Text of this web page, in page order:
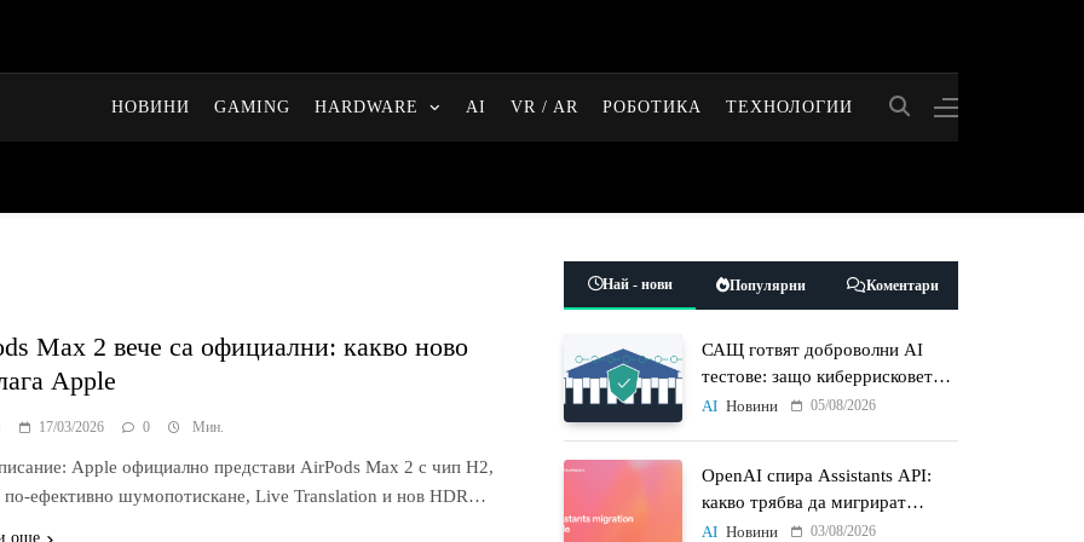
НОВИНИ GAMING HARDWARE AI VR / AR РОБОТИКА ТЕХНОЛОГИИ
Max 2 вече са официални: какво ново
Apple
17/03/2026 0 Мин.
Apple официално представи AirPods Max 2 с чип H2,
по-ефективно шумопотискане, Live Translation и нов HDR…
още
Най - нови Популярни Коментари
САЩ готвят доброволни AI
тестове: защо киберрисковете
на моделите стават
AI Новини 05/08/2026
OpenAI спира Assistants API:
какво трябва да мигрират
разработчиците до 26 август
AI Новини 03/08/2026